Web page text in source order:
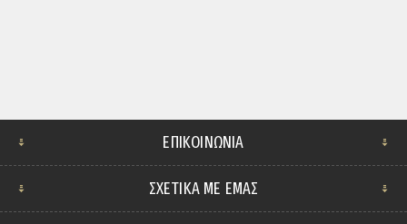
ΕΠΙΚΟΙΝΩΝΊΑ
ΣΧΕΤΙΚΆ ΜΕ ΕΜΆΣ